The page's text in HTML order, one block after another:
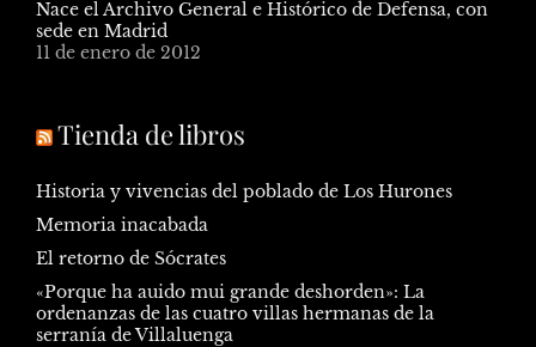
Nace el Archivo General e Histórico de Defensa, con
sede en Madrid
11 de enero de 2012
Tienda de libros
Historia y vivencias del poblado de Los Hurones
Memoria inacabada
El retorno de Sócrates
«Porque ha auido mui grande deshorden»: La
ordenanzas de las cuatro villas hermanas de la
serranía de Villaluenga